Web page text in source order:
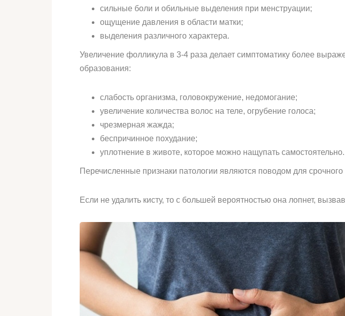
сильные боли и обильные выделения при менструации;
ощущение давления в области матки;
выделения различного характера.
Увеличение фолликула в 3-4 раза делает симптоматику более
образования:
слабость организма, головокружение, недомогание;
увеличение количества волос на теле, огрубение голоса;
чрезмерная жажда;
беспричинное похудание;
уплотнение в животе, которое можно нащупать самостоятельно.
Перечисленные признаки патологии являются поводом для
Если не удалить кисту, то с большей вероятностью она лопнет,